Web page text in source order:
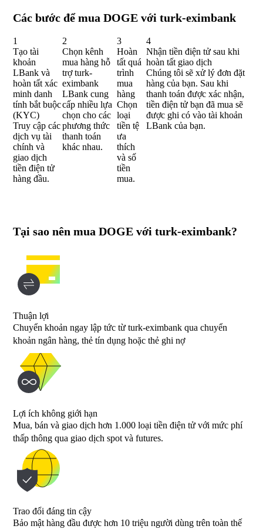
Các bước để mua DOGE với turk-eximbank
1
Tạo tài
khoản
LBank và
hoàn tất xác
minh danh
tính bắt buộc
(KYC)
Truy cập các
dịch vụ tài
chính và
giao dịch
tiền điện tử
hàng đầu.
2
Chọn kênh
mua hàng hỗ
trợ turk-
eximbank
LBank cung
cấp nhiều lựa
chọn cho các
phương thức
thanh toán
khác nhau.
3
Hoàn
tất quá
trình
mua
hàng
Chọn
loại
tiền tệ
ưa
thích
và số
tiền
mua.
4
Nhận tiền điện tử sau khi
hoàn tất giao dịch
Chúng tôi sẽ xử lý đơn đặt
hàng của bạn. Sau khi
thanh toán được xác nhận,
tiền điện tử bạn đã mua sẽ
được ghi có vào tài khoản
LBank của bạn.
Tại sao nên mua DOGE với turk-eximbank?
Thuận lợi
Chuyển khoản ngay lập tức từ turk-eximbank qua chuyển
khoản ngân hàng, thẻ tín dụng hoặc thẻ ghi nợ
Lợi ích không giới hạn
Mua, bán và giao dịch hơn 1.000 loại tiền điện tử với mức phí
thấp thông qua giao dịch spot và futures.
Trao đổi đáng tin cậy
Bảo mật hàng đầu được hơn 10 triệu người dùng trên toàn thế